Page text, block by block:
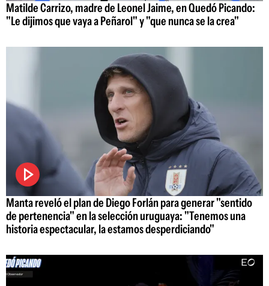
Matilde Carrizo, madre de Leonel Jaime, en Quedó Picando:
"Le dijimos que vaya a Peñarol" y "que nunca se la crea"
Manta reveló el plan de Diego Forlán para generar "sentido
de pertenencia" en la selección uruguaya: "Tenemos una
historia espectacular, la estamos desperdiciando"